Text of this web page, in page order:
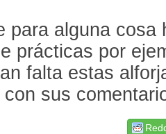
para alguna
prácticas por
falta estas
con sus